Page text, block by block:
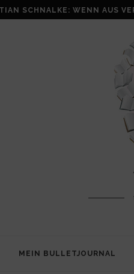
SCHNALKE: WENN AUS
MEIN BULLETJOURNAL